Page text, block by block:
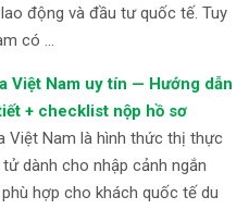
động và đầu tư quốc tế. Tuy
có ...
Việt Nam uy tín — Hướng dẫn
+ checklist nộp hồ sơ
Việt Nam là hình thức thị thực
dành cho nhập cảnh ngắn
phù hợp cho khách quốc tế du